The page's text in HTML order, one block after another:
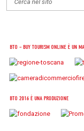
BTO – BUY TOURISM ONLINE È UN
BTO 2016 È UNA PRODUZIONE